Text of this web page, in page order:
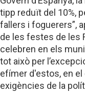
tipp reduït del 10%,
fallers i foguerers”,
de les festes de les
celebren en els
tot això per
efímer d'estos, en
exigències de la